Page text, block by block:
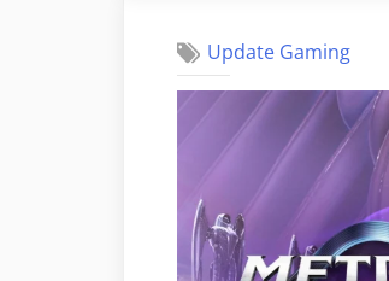
Update Gaming